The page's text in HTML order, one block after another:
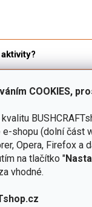
COOKIES,
shopu (dolní část
Opera, Firefox a
na tlačítko "
vhodné.
a fleecovou
zipem?